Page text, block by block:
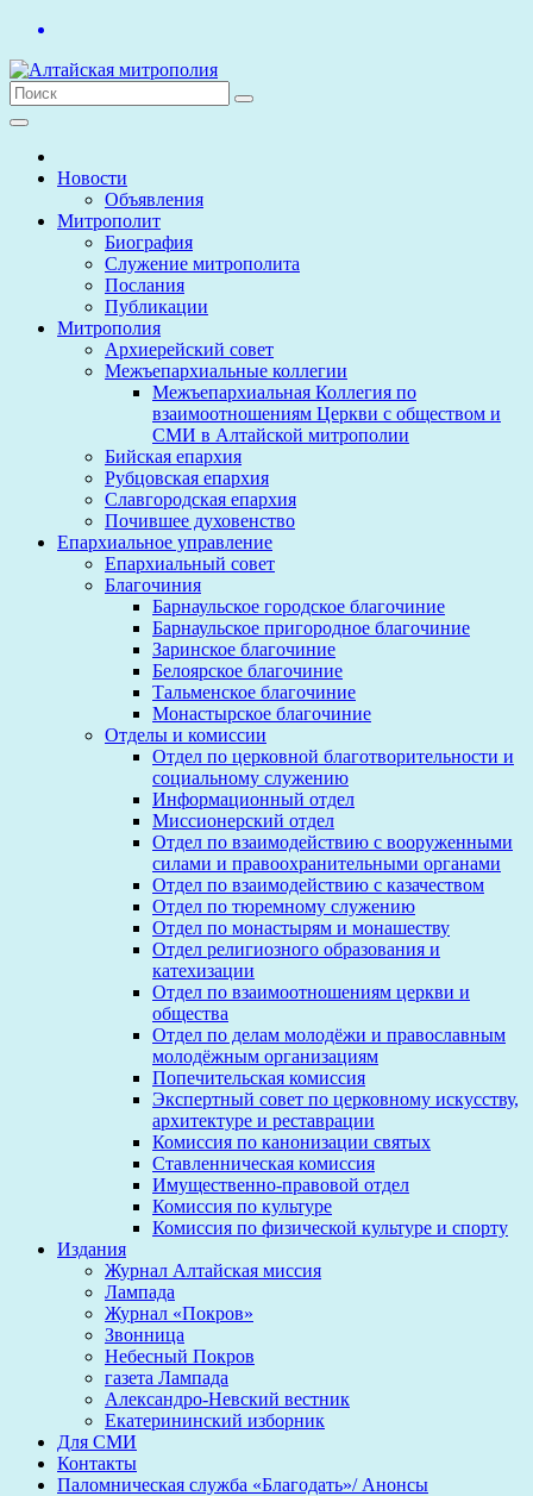
Перейти
содержимому
Новости
Объявления
Митрополит
Биография
Служение митрополита
Послания
Публикации
Митрополия
Архиерейский совет
Межъепархиальные коллегии
Межъепархиальная Коллегия по
взаимоотношениям Церкви с обществом и
СМИ в Алтайской митрополии
Бийская епархия
Рубцовская епархия
Славгородская епархия
Почившее духовенство
Епархиальное управление
Епархиальный совет
Благочиния
Барнаульское городское благочиние
Барнаульское пригородное благочиние
Заринское благочиние
Белоярское благочиние
Тальменское благочиние
Монастырское благочиние
Отделы и комиссии
Отдел по церковной благотворительности и
социальному служению
Информационный отдел
Миссионерский отдел
Отдел по взаимодействию с вооруженными
силами и правоохранительными органами
Отдел по взаимодействию с казачеством
Отдел по тюремному служению
Отдел по монастырям и монашеству
Отдел религиозного образования и
катехизации
Отдел по взаимоотношениям церкви и
общества
Отдел по делам молодёжи и православным
молодёжным организациям
Попечительская комиссия
Экспертный совет по церковному искусству,
архитектуре и реставрации
Комиссия по канонизации святых
Ставленническая комиссия
Имущественно-правовой отдел
Комиссия по культуре
Комиссия по физической культуре и спорту
Издания
Журнал Алтайская миссия
Лампада
Журнал «Покров»
Звонница
Небесный Покров
газета Лампада
Александро-Невский вестник
Екатерининский изборник
Для СМИ
Контакты
Паломническая служба «Благодать»/ Анонсы